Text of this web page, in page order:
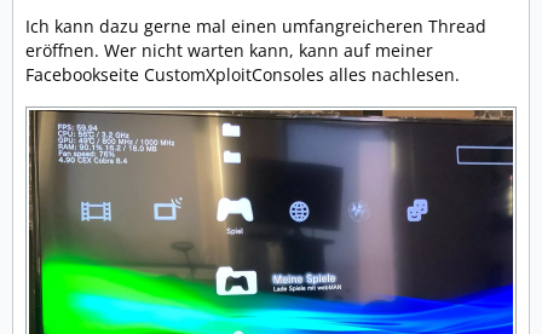
Ich mein es war eine Generation die es nicht so genau
genommen hat mit einer stabilen Framerate. Vorallem
die PS3 hatte da ihre Probleme.
Das für eine ordentliche Kühlung vor dem übertaktet
gesorgt werden muss ist auch klar.
Aber wer von euch hat das ganze schon mal ausgiebig
getestet und kann über das Thema mehr sagen.
läuft es stabil? Lohnt es sich? Ist das Verhältnis zu
Leistungssteigerung und dem Risiko eines
Hardwaredefeks zu hoch? Ist es theoretisch mit jeder
CFW kompatiblen PS3 möglich?
Ich kann dazu gerne mal einen umfangreicheren Thread
eröffnen. Wer nicht warten kann, kann auf meiner
Facebookseite CustomXploitConsoles alles nachlesen.